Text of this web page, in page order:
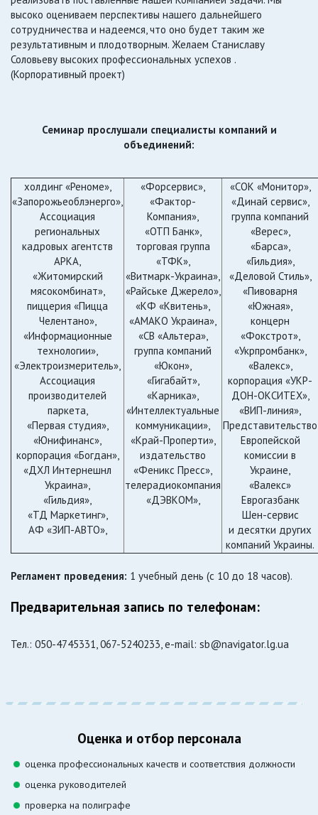
высоко оцениваем перспективы нашего дальнейшего
сотрудничества и надеемся, что оно будет таким же
результативным и плодотворным. Желаем Станиславу
Соловьеву высоких профессиональных успехов .
(Корпоративный проект)
Семинар прослушали специалисты компаний и
объединений:
холдинг «Реноме»,
«Запорожьеоблэнерго»,
Ассоциация
региональных
кадровых агентств
АРКА,
«Житомирский
мясокомбинат»,
пиццерия «Пицца
Челентано»,
«Информационные
технологии»,
«Электроизмеритель»,
Ассоциация
производителей
паркета,
«Первая студия»,
«Юнифинанс»,
корпорация «Богдан»,
«ДХЛ Интернешнл
Украина»,
«Гильдия»,
«ТД Маркетинг»,
АФ «ЗИП-АВТО»,
«Форсервис»,
«Фактор-
Компания»,
«ОТП Банк»,
торговая группа
«ТФК»,
«Витмарк-Украина»,
«Райське Джерело»,
«КФ «Квитень»,
«АМАКО Украина»,
«СВ «Альтера»,
группа компаний
«Юкон»,
«Гигабайт»,
«Карника»,
«Интеллектуальные
коммуникации»,
«Край-Проперти»,
издательство
«Феникс Пресс»,
телерадиокомпания
«ДЭВКОМ»,
«СОК «Монитор»,
«Динай сервис»,
группа компаний
«Верес»,
«Барса»,
«Гильдия»,
«Деловой Стиль»,
«Пивоварня
«Южная»,
концерн
«Фокстрот»,
«Укрпромбанк»,
«Валекс»,
корпорация «УКР-
ДОН-ОКСИТЕХ»,
«ВИП-линия»,
Представительство
Европейской
комиссии в
Украине,
«Валекс»
Еврогазбанк
Шен-сервис
и десятки других
компаний Украины.
Регламент проведения: 1 учебный день (с 10 до 18 часов).
Предварительная запись по телефонам:
Тел.: 050-4745331, 067-5240233, e-mail: sb@navigator.lg.ua
Оценка и отбор персонала
оценка профессиональных качеств и соответствия должности
оценка руководителей
проверка на полиграфе